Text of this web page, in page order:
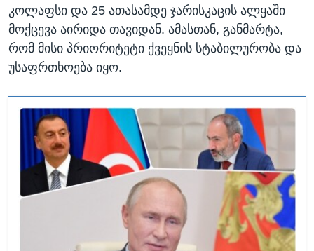
კოლაფსი და 25 ათასამდე ჯარისკაცის ალყაში
მოქცევა აირიდა თავიდან. ამასთან, განმარტა,
რომ მისი პრიორიტეტი ქვეყნის სტაბილურობა და
უსაფრთხოება იყო.